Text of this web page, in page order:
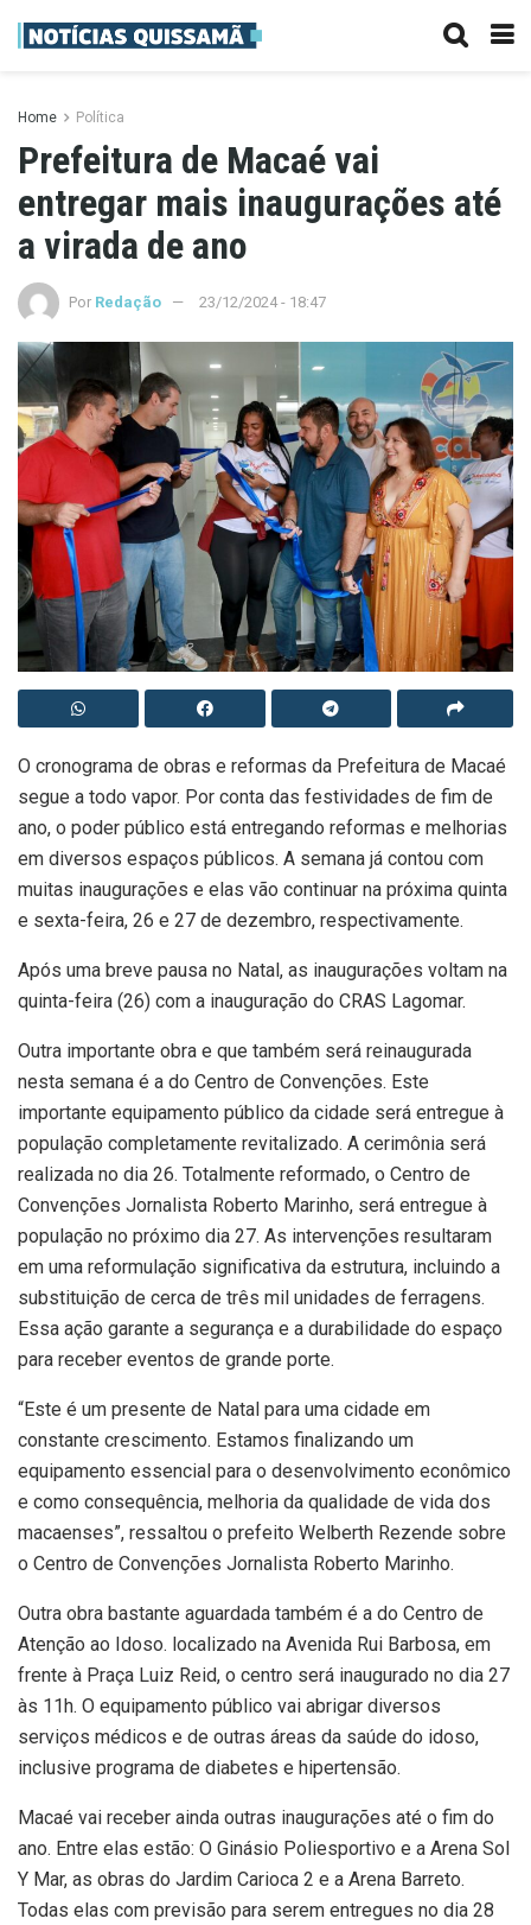
Home Política
Prefeitura de Macaé vai
entregar mais inaugurações até
a virada de ano
Por Redação 23/12/2024 - 18:47
O cronograma de obras e reformas da Prefeitura de Macaé
segue a todo vapor. Por conta das festividades de fim de
ano, o poder público está entregando reformas e melhorias
em diversos espaços públicos. A semana já contou com
muitas inaugurações e elas vão continuar na próxima quinta
e sexta-feira, 26 e 27 de dezembro, respectivamente.
Após uma breve pausa no Natal, as inaugurações voltam na
quinta-feira (26) com a inauguração do CRAS Lagomar.
Outra importante obra e que também será reinaugurada
nesta semana é a do Centro de Convenções. Este
importante equipamento público da cidade será entregue à
população completamente revitalizado. A cerimônia será
realizada no dia 26. Totalmente reformado, o Centro de
Convenções Jornalista Roberto Marinho, será entregue à
população no próximo dia 27. As intervenções resultaram
em uma reformulação significativa da estrutura, incluindo a
substituição de cerca de três mil unidades de ferragens.
Essa ação garante a segurança e a durabilidade do espaço
para receber eventos de grande porte.
“Este é um presente de Natal para uma cidade em
constante crescimento. Estamos finalizando um
equipamento essencial para o desenvolvimento econômico
e como consequência, melhoria da qualidade de vida dos
macaenses”, ressaltou o prefeito Welberth Rezende sobre
o Centro de Convenções Jornalista Roberto Marinho.
Outra obra bastante aguardada também é a do Centro de
Atenção ao Idoso. localizado na Avenida Rui Barbosa, em
frente à Praça Luiz Reid, o centro será inaugurado no dia 27
às 11h. O equipamento público vai abrigar diversos
serviços médicos e de outras áreas da saúde do idoso,
inclusive programa de diabetes e hipertensão.
Macaé vai receber ainda outras inaugurações até o fim do
ano. Entre elas estão: O Ginásio Poliesportivo e a Arena Sol
Y Mar, as obras do Jardim Carioca 2 e a Arena Barreto.
Todas elas com previsão para serem entregues no dia 28